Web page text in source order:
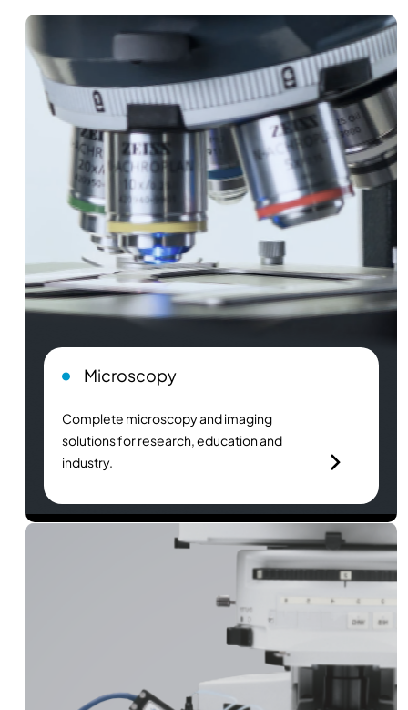
Microscopy
Complete microscopy and imaging
solutions for research, education and
industry.